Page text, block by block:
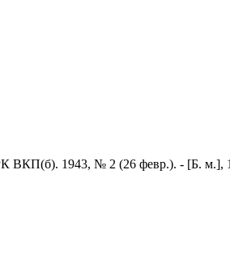
ВКП(б). 1943, № 2 (26 февр.). - [Б. м.],